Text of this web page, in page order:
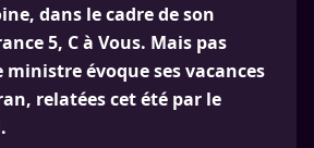
dans le cadre de son
5, C à Vous. Mais pas
évoque ses vacances
relatées cet été par le